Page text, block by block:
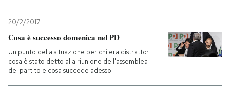
20/2/2017
Cosa è successo domenica nel PD
Un punto della situazione per chi era distratto:
cosa è stato detto alla riunione dell'assemblea
del partito e cosa succede adesso